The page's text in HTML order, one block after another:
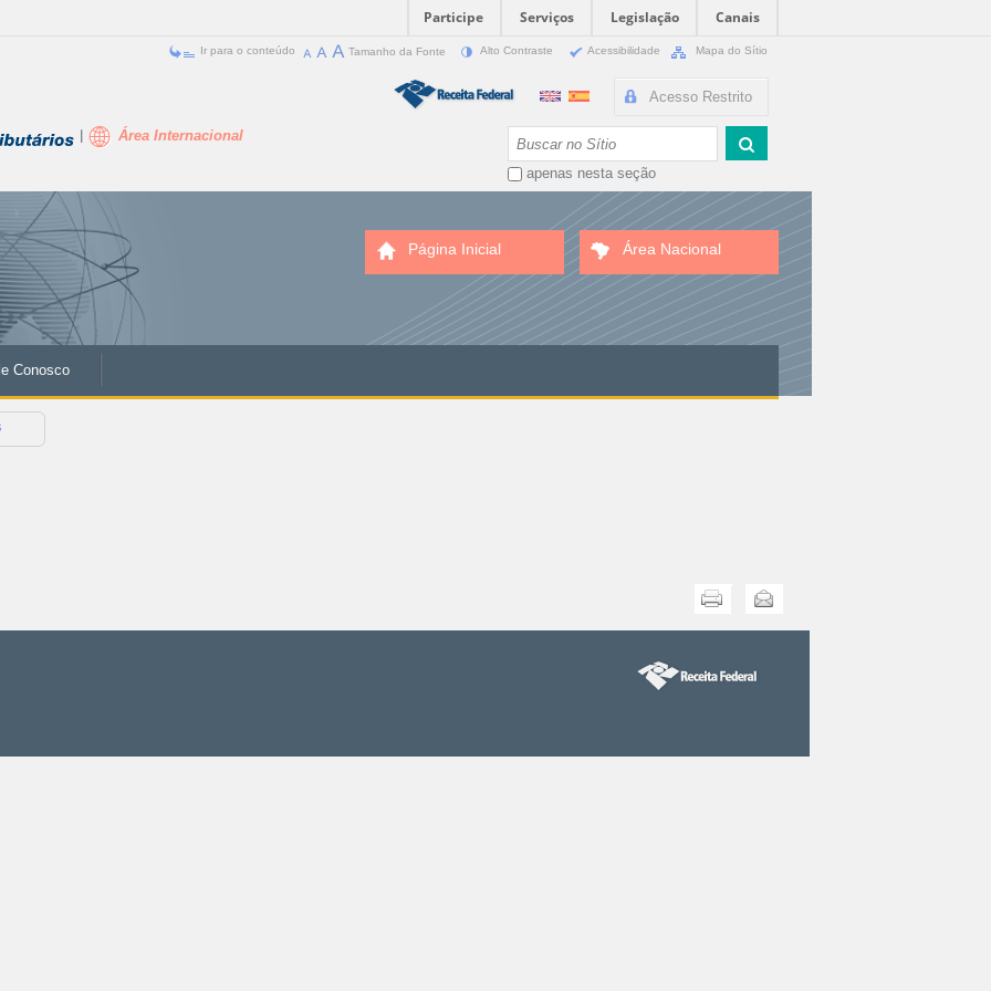
Participe Serviços Legislação
Canais
Ir para o conteúdo Tamanho da Fonte Alto Contraste Acessibilidade Mapa do Sítio
Acesso Restrito
apenas nesta seção
Área Internacional
Página Inicial Área Nacional
Conosco
Enviar